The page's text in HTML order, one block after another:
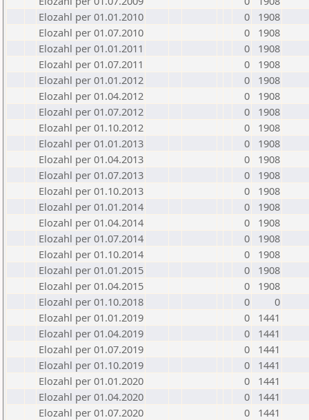
Elozahl per 01.01.2010
0
1908
Elozahl per 01.07.2010
0
1908
Elozahl per 01.01.2011
0
1908
Elozahl per 01.07.2011
0
1908
Elozahl per 01.01.2012
0
1908
Elozahl per 01.04.2012
0
1908
Elozahl per 01.07.2012
0
1908
Elozahl per 01.10.2012
0
1908
Elozahl per 01.01.2013
0
1908
Elozahl per 01.04.2013
0
1908
Elozahl per 01.07.2013
0
1908
Elozahl per 01.10.2013
0
1908
Elozahl per 01.01.2014
0
1908
Elozahl per 01.04.2014
0
1908
Elozahl per 01.07.2014
0
1908
Elozahl per 01.10.2014
0
1908
Elozahl per 01.01.2015
0
1908
Elozahl per 01.04.2015
0
1908
Elozahl per 01.10.2018
0
0
Elozahl per 01.01.2019
0
1441
Elozahl per 01.04.2019
0
1441
Elozahl per 01.07.2019
0
1441
Elozahl per 01.10.2019
0
1441
Elozahl per 01.01.2020
0
1441
Elozahl per 01.04.2020
0
1441
Elozahl per 01.07.2020
0
1441